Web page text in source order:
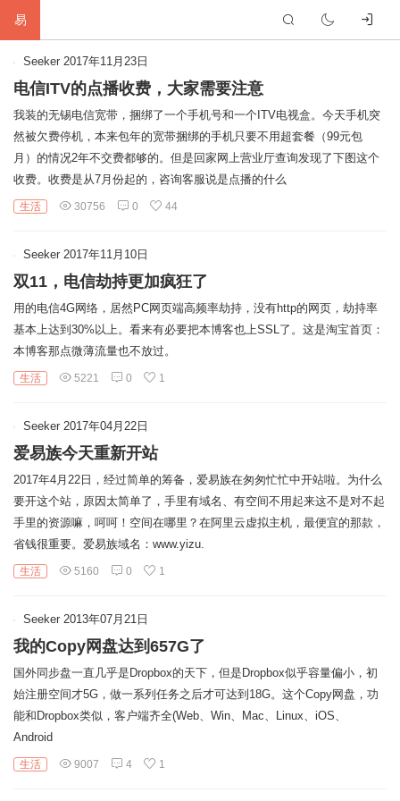
易
首
生
网
软
编
硬
友
Seeker 2017年11月23日
电信ITV的点播收费，大家需要注意
我装的无锡电信宽带，捆绑了一个手机号和一个ITV电视盒。今天手机突
然被欠费停机，本来包年的宽带捆绑的手机只要不用超套餐（99元包
月）的情况2年不交费都够的。但是回家网上营业厅查询发现了下图这个
收费。收费是从7月份起的，咨询客服说是点播的什么
生活 30756 0 44
Seeker 2017年11月10日
双11，电信劫持更加疯狂了
用的电信4G网络，居然PC网页端高频率劫持，没有http的网页，劫持率
基本上达到30%以上。看来有必要把本博客也上SSL了。这是淘宝首页：
本博客那点微薄流量也不放过。
生活 5221 0 1
Seeker 2017年04月22日
爱易族今天重新开站
2017年4月22日，经过简单的筹备，爱易族在匆匆忙忙中开站啦。为什么
要开这个站，原因太简单了，手里有域名、有空间不用起来这不是对不起
手里的资源嘛，呵呵！空间在哪里？在阿里云虚拟主机，最便宜的那款，
省钱很重要。爱易族域名：www.yizu.
生活 5160 0 1
Seeker 2013年07月21日
我的Copy网盘达到657G了
国外同步盘一直几乎是Dropbox的天下，但是Dropbox似乎容量偏小，初
始注册空间才5G，做一系列任务之后才可达到18G。这个Copy网盘，功
能和Dropbox类似，客户端齐全(Web、Win、Mac、Linux、iOS、
Android
生活 9007 4 1